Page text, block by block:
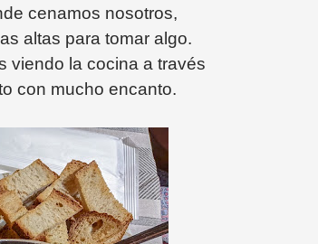
cenamos nosotros,
altas para tomar algo.
viendo la cocina a través
con mucho encanto.